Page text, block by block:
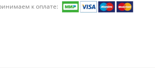
к оплате: